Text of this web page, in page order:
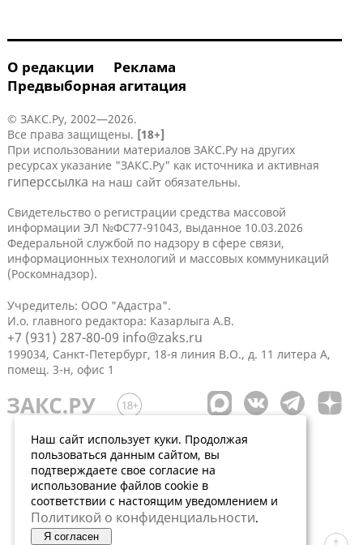
О редакции
Реклама
Предвыборная агитация
© ЗАКС.Ру, 2002—2026.
Все права защищены. [18+]
При использовании материалов ЗАКС.Ру на других
ресурсах указание "ЗАКС.Ру" как источника и активная
гиперссылка на наш сайт обязательны.
Свидетельство о регистрации средства массовой
информации ЭЛ №ФС77-91043, выданное 10.03.2026
Федеральной службой по надзору в сфере связи,
информационных технологий и массовых коммуникаций
(Роскомнадзор).
Учредитель: ООО "Адастра".
И.о. главного редактора: Казарлыга А.В.
+7 (931) 287-80-09 info@zaks.ru
199034, Санкт-Петербург, 18-я линия В.О., д. 11 литера А,
помещ. 3-н, офис 1
Наш сайт использует куки. Продолжая
пользоваться данным сайтом, вы
подтверждаете свое согласие на
использование файлов cookie в
соответствии с настоящим уведомлением и
Политикой о конфиденциальности.
Я согласен